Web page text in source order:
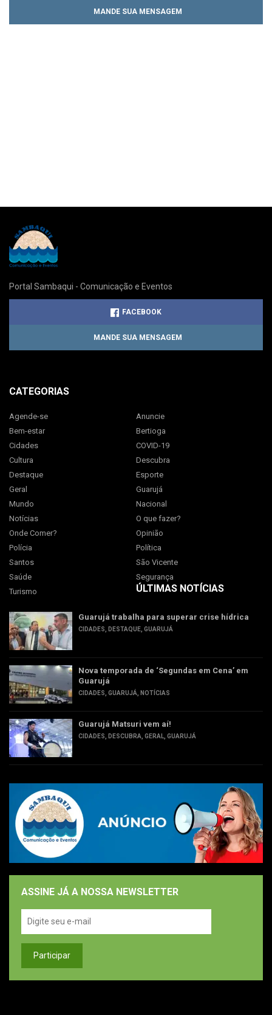
MANDE SUA MENSAGEM
Portal Sambaqui - Comunicação e Eventos
FACEBOOK
MANDE SUA MENSAGEM
CATEGORIAS
Agende-se
Anuncie
Bem-estar
Bertioga
Cidades
COVID-19
Cultura
Descubra
Destaque
Esporte
Geral
Guarujá
Mundo
Nacional
Notícias
O que fazer?
Onde Comer?
Opinião
Polícia
Política
Santos
São Vicente
Saúde
Segurança
Turismo
ÚLTIMAS NOTÍCIAS
Guarujá trabalha para superar crise hídrica
CIDADES DESTAQUE GUARUJÁ
Nova temporada de ‘Segundas em Cena’ em
Guarujá
CIDADES GUARUJÁ NOTÍCIAS
Guarujá Matsuri vem aí!
CIDADES DESCUBRA GERAL GUARUJÁ
ASSINE JÁ A NOSSA NEWSLETTER